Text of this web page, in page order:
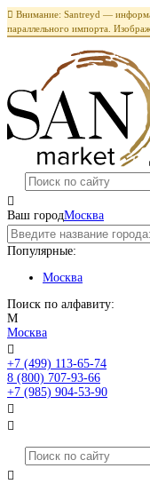
 Внимание: Santreyd —
параллельного импорта.

Ваш городМосква
Популярные:
Москва
Поиск по алфавиту:
М
Москва

+7 (499) 113-65-74
8 (800) 707-93-66
+7 (985) 904-53-90


